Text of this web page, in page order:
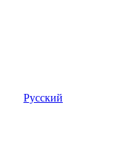
Русский